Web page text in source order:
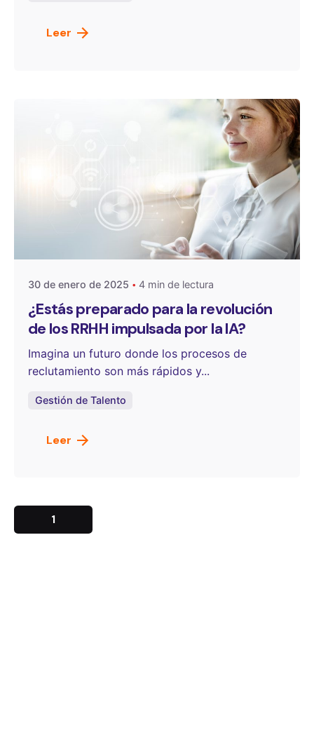
Leer
Publicado por
30 de enero de 2025 4 min de lectura
¿Estás preparado para la revolución
de los RRHH impulsada por la IA?
Imagina un futuro donde los procesos de
reclutamiento son más rápidos y...
Gestión de Talento
Leer
1